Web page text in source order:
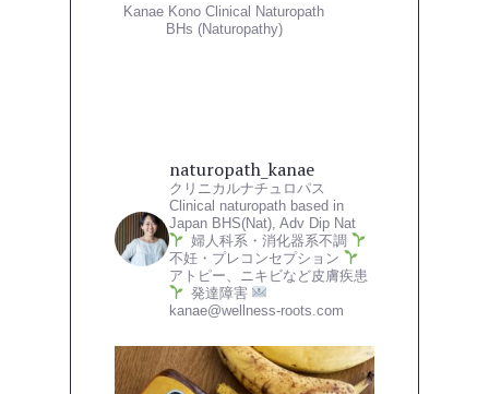
Kanae Kono Clinical Naturopath
BHs (Naturopathy)
naturopath_kanae
クリニカルナチュロパス
Clinical naturopath based in
Japan BHS(Nat), Adv Dip Nat
婦人科系・消化器系不調
不妊・プレコンセプション
アトピー、ニキビなど皮膚疾患
発達障害
kanae@wellness-roots.com